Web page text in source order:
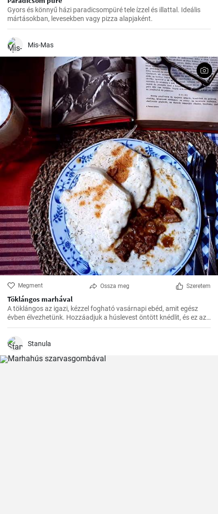
Gyors és könnyű házi paradicsompüré tele ízzel és illattal. Ideális
mártásokban, levesekben vagy pizza alapjaként.
Mis-Mas
Megment Ossza meg Szeretem
Töklángos marhával
A töklángos az igazi, kézzel fogható vasárnapi ebéd, amit egész
évben élvezhetünk. Hozzáadjuk a húslevest öntött knédlit, és ez az
ebéd gyermekkori emlékeket idéz.
Stanula